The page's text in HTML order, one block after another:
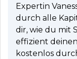
Expertin
durch alle
dir, wie du mit
effizient
kostenlos